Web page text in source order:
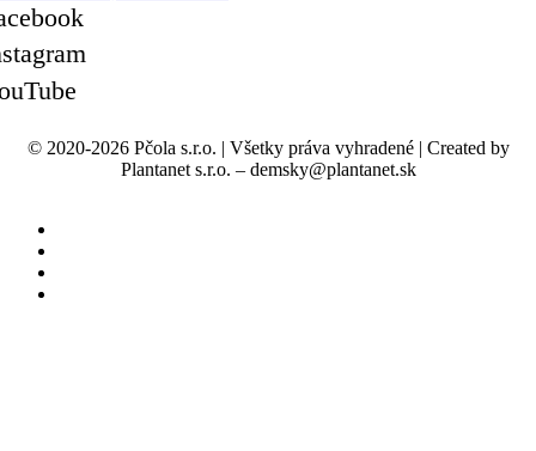
© 2020-2026 Pčola s.r.o. | Všetky práva vyhradené | Created by
Plantanet s.r.o. – demsky@plantanet.sk